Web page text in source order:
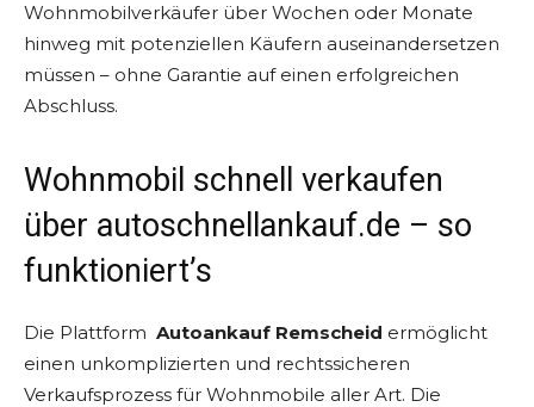
Wohnmobilverkäufer über Wochen oder Monate
hinweg mit potenziellen Käufern auseinandersetzen
müssen – ohne Garantie auf einen erfolgreichen
Abschluss.
Wohnmobil schnell verkaufen
über autoschnellankauf.de – so
funktioniert’s
Die Plattform Autoankauf Remscheid ermöglicht
einen unkomplizierten und rechtssicheren
Verkaufsprozess für Wohnmobile aller Art. Die